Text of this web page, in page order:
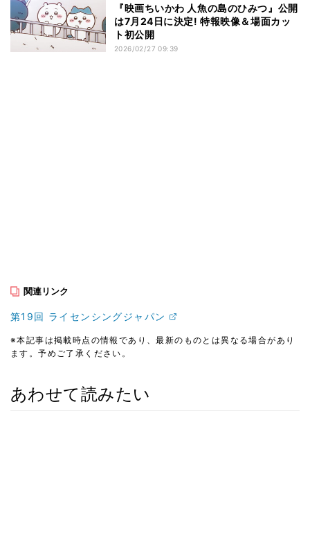
『映画ちいかわ 人魚の島のひみつ』公開
は7月24日に決定! 特報映像＆場面カッ
ト初公開
2026/02/27 09:39
関連リンク
第19回 ライセンシングジャパン
※本記事は掲載時点の情報であり、最新のものとは異なる場合があり
ます。予めご了承ください。
あわせて読みたい